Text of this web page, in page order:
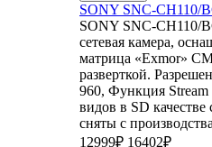
SONY SNC-CH110/
SONY SNC-CH110/
сетевая камера,
матрица «Exmor»
разверткой.
960, Функция Stream
видов в SD
сняты с
12999₽ 16402₽